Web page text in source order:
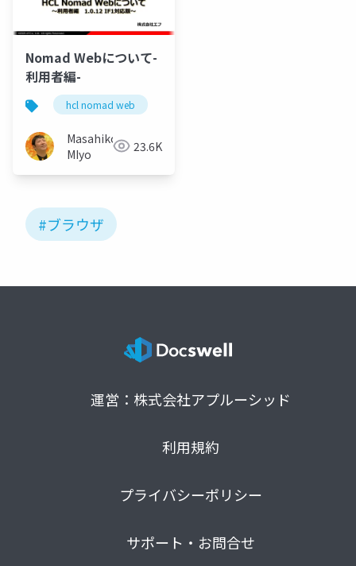
Nomad Webについて-
利用者編-
hcl nomad web
Masahiko
MIyo
23.6K
#ブラウザ
運営：株式会社アプルーシッド
利用規約
プライバシーポリシー
サポート・お問合せ